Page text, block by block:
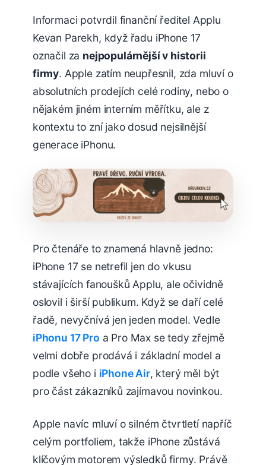
Informaci potvrdil finanční ředitel Applu
Kevan Parekh, když řadu iPhone 17
označil za nejpopulárnější v historii
firmy. Apple zatím neupřesnil, zda mluví o
absolutních prodejích celé rodiny, nebo o
nějakém jiném interním měřítku, ale z
kontextu to zní jako dosud nejsilnější
generace iPhonu.
Pro čtenáře to znamená hlavně jedno:
iPhone 17 se netrefil jen do vkusu
stávajících fanoušků Applu, ale očividně
oslovil i širší publikum. Když se daří celé
řadě, nevyčnívá jen jeden model. Vedle
iPhonu 17 Pro a Pro Max se tedy zřejmě
velmi dobře prodává i základní model a
podle všeho i iPhone Air, který měl být
pro část zákazníků zajímavou novinkou.
Apple navíc mluví o silném čtvrtletí napříč
celým portfoliem, takže iPhone zůstává
klíčovým motorem výsledků firmy. Právě